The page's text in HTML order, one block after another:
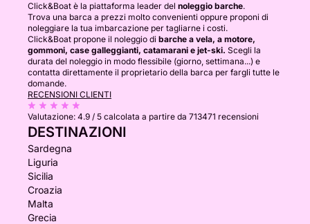
Click&Boat è la piattaforma leader del noleggio barche.
Trova una barca a prezzi molto convenienti oppure proponi di
noleggiare la tua imbarcazione per tagliarne i costi.
Click&Boat propone il noleggio di barche a vela, a motore,
gommoni, case galleggianti, catamarani e jet-ski. Scegli la
durata del noleggio in modo flessibile (giorno, settimana...) e
contatta direttamente il proprietario della barca per fargli tutte le
domande.
RECENSIONI CLIENTI
Valutazione: 4.9 / 5 calcolata a partire da 713471 recensioni
DESTINAZIONI
Sardegna
Liguria
Sicilia
Croazia
Malta
Grecia